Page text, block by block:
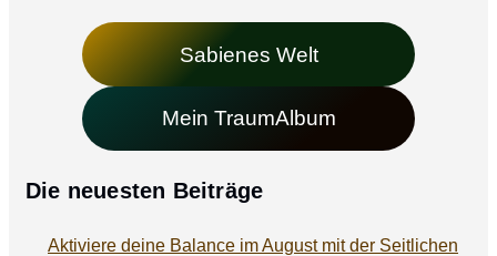
Sabienes Welt
Mein TraumAlbum
Die neuesten Beiträge
Aktiviere deine Balance im August mit der Seitlichen